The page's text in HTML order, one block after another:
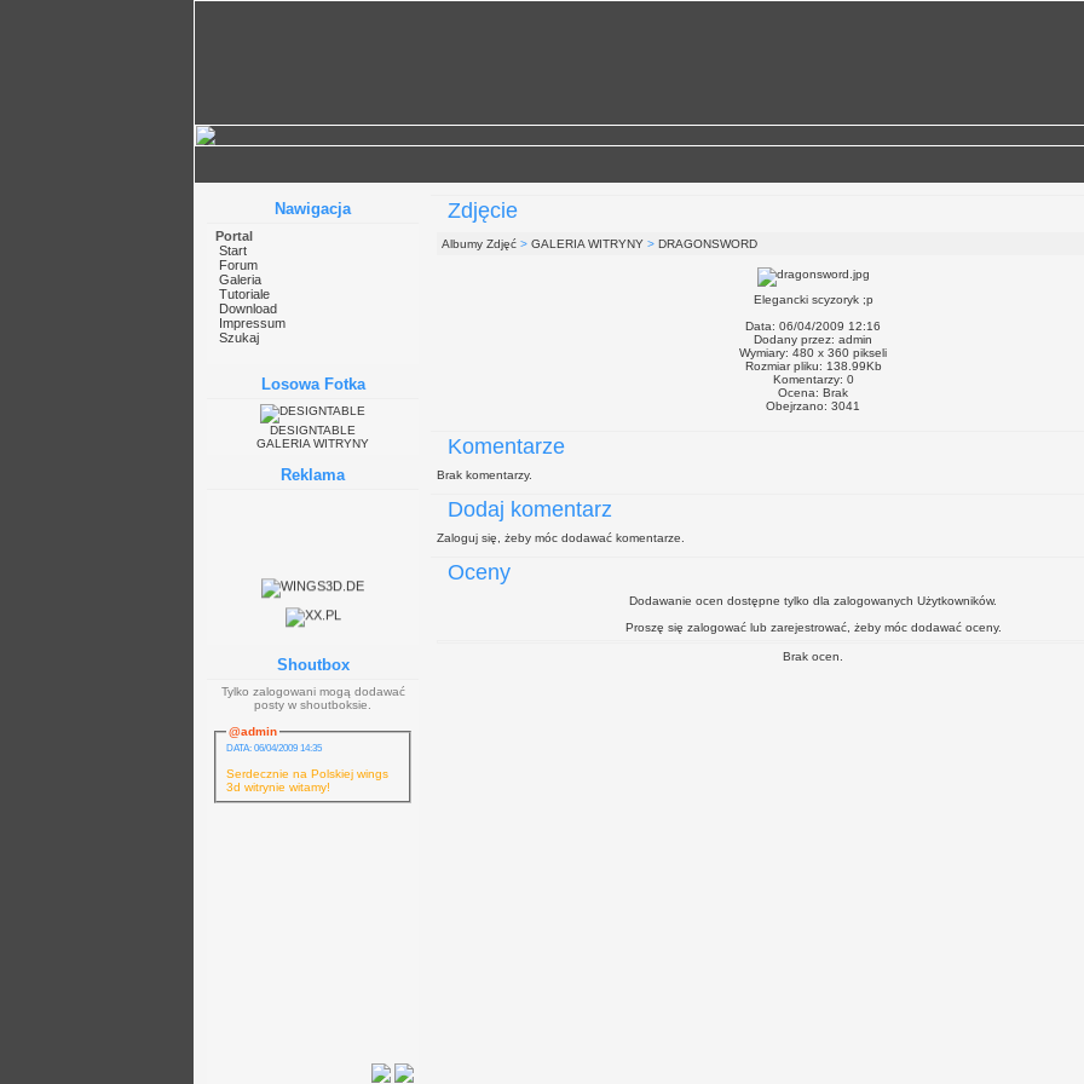
Nawigacja
Portal
Start
Forum
Galeria
Tutoriale
Download
Impressum
Szukaj
Losowa Fotka
DESIGNTABLE
GALERIA WITRYNY
Reklama
Shoutbox
Tylko zalogowani mogą dodawać
posty w shoutboksie.
@admin
DATA: 06/04/2009 14:35
Serdecznie na Polskiej wings
3d witrynie witamy!
Zdjęcie
Albumy Zdjęć > GALERIA WITRYNY > DRAGONSWORD
Elegancki scyzoryk ;p
Data: 06/04/2009 12:16
Dodany przez: admin
Wymiary: 480 x 360 pikseli
Rozmiar pliku: 138.99Kb
Komentarzy: 0
Ocena: Brak
Obejrzano: 3041
Komentarze
Brak komentarzy.
Dodaj komentarz
Zaloguj się, żeby móc dodawać komentarze.
Oceny
Dodawanie ocen dostępne tylko dla zalogowanych Użytkowników.
Proszę się zalogować lub zarejestrować, żeby móc dodawać oceny.
Brak ocen.